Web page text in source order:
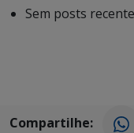
Sem posts
Compartilhe: